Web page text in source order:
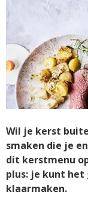
Wil je kerst
smaken die je
dit kerstmenu
plus: je kunt het
klaarmaken.